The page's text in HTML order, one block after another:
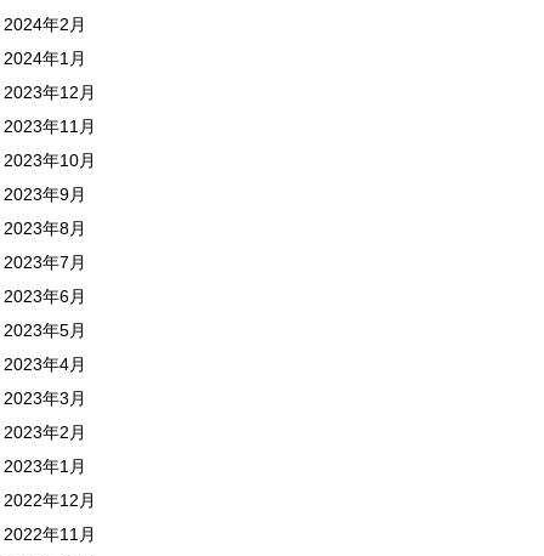
2024年2月
2024年1月
2023年12月
2023年11月
2023年10月
2023年9月
2023年8月
2023年7月
2023年6月
2023年5月
2023年4月
2023年3月
2023年2月
2023年1月
2022年12月
2022年11月